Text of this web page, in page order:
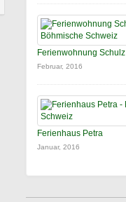
Ferienwohnung Schulz
Februar, 2016
Ferienhaus Petra
Januar, 2016